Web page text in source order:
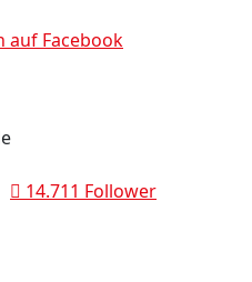
auf Facebook
14.711 Follower